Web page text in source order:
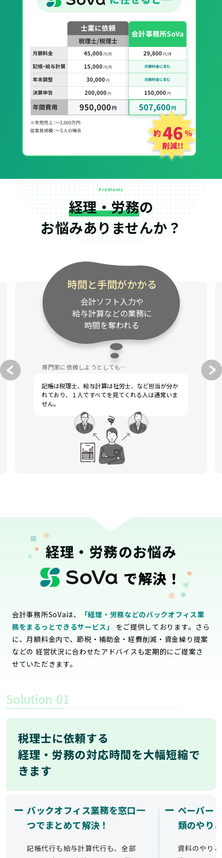
Problems
経理・労務の
お悩みありませんか？
時間と手間がかかる
会計ソフト入力や
給与計算などの業務に
時間を奪われる
専門家に依頼しようとしても…
記帳は税理士、給与計算は社労士、など担当が分か
れており、１人ですべてを見てくれる人は通常いま
せん。
経理・労務のお悩み
で解決！
会計事務所SoVaは、
「経理・労務などのバックオフィス業
務をまるっとできるサービス」
をご提供しております。さら
に、月額料金内で、節税・補助金・経費削減・資金繰り提案
などの 経営状況に合わせたアドバイスも定期的にご提案さ
せていただきます。
Solution 01
税理士に依頼する
経理・労務の対応時間を大幅短縮で
きます
ー バックオフィス業務を窓口一
つでまとめて解決！
記帳代行も給与計算代行も、全部
ー ペーパー
類のやり
資料のやり